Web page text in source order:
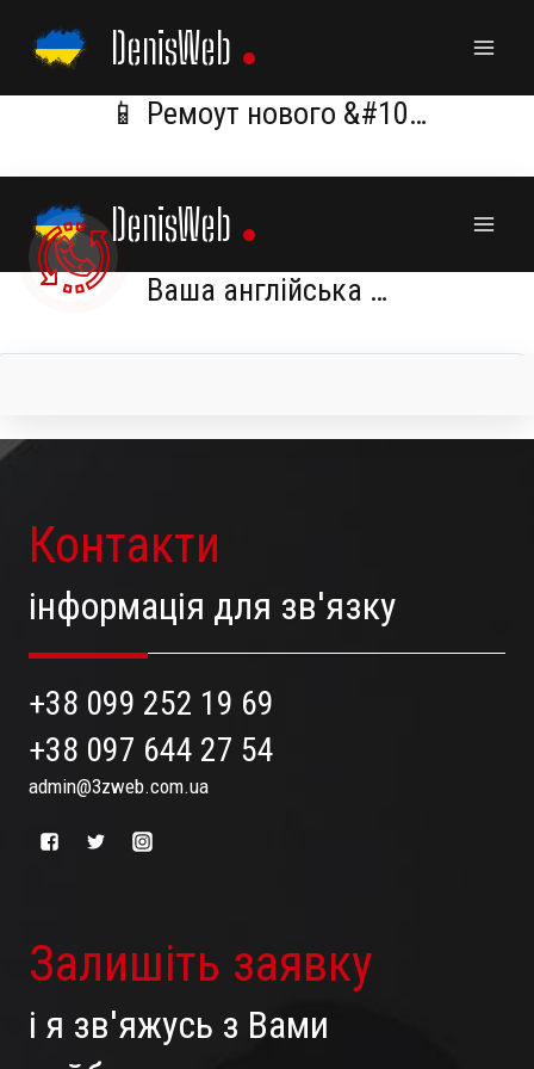
content
DenisWeb
📱 Ремоут нового &#10…
Контакти
інформація для зв'язку
+38 099 252 19 69
+38 097 644 27 54
admin@3zweb.com.ua
Залишіть заявку
і я зв'яжусь з Вами